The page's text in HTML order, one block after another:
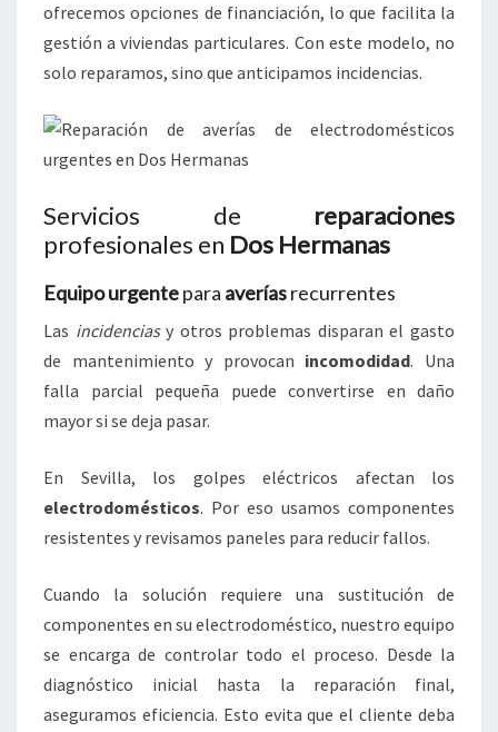
ofrecemos opciones de financiación, lo que facilita la
gestión a viviendas particulares. Con este modelo, no
solo reparamos, sino que anticipamos incidencias.
Servicios de reparaciones
profesionales en Dos Hermanas
Equipo urgentepara averíasrecurrentes
Las incidenciasy otros problemas disparan el gasto
de mantenimiento y provocan incomodidad. Una
falla parcial pequeña puede convertirse en daño
mayor si se deja pasar.
En Sevilla, los golpes eléctricos afectan los
electrodomésticos. Por eso usamos componentes
resistentes y revisamos paneles para reducir fallos.
Cuando la solución requiere una sustitución de
componentes en su electrodoméstico, nuestro equipo
se encarga de controlar todo el proceso. Desde la
diagnóstico inicial hasta la reparación final,
aseguramos eficiencia. Esto evita que el cliente deba